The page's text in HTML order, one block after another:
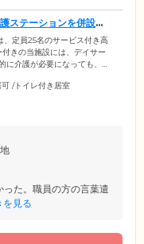
ステーションを併設し
定員25名のサービス付き高
きの当施設には、デイサー
に介護が必要になっても、
アフリー仕様の広々した
トします。1日の過ごし方
可 /トイレ付き居室
た。職員の方の言葉遣
を見る